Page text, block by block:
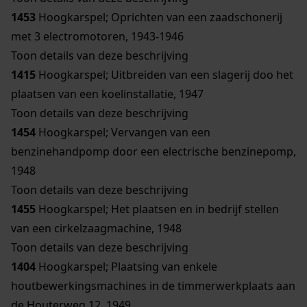
1453 Hoogkarspel; Oprichten van een zaadschonerij
met 3 electromotoren, 1943-1946
Toon details van deze beschrijving
1415 Hoogkarspel; Uitbreiden van een slagerij doo het
plaatsen van een koelinstallatie, 1947
Toon details van deze beschrijving
1454 Hoogkarspel; Vervangen van een
benzinehandpomp door een electrische benzinepomp,
1948
Toon details van deze beschrijving
1455 Hoogkarspel; Het plaatsen en in bedrijf stellen
van een cirkelzaagmachine, 1948
Toon details van deze beschrijving
1404 Hoogkarspel; Plaatsing van enkele
houtbewerkingsmachines in de timmerwerkplaats aan